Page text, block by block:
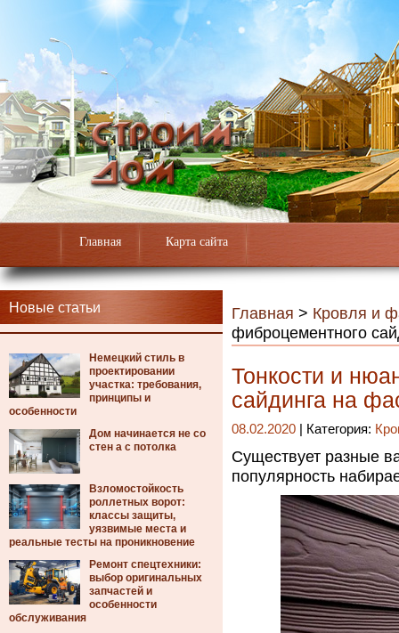
Главная Карта сайта
Новые статьи
Немецкий стиль в
проектировании
участка: требования,
принципы и
особенности
Дом начинается не со
стен а с потолка
Взломостойкость
роллетных ворот:
классы защиты,
уязвимые места и
реальные тесты на проникновение
Ремонт спецтехники:
выбор оригинальных
запчастей и
особенности
обслуживания
Главная > Кровля и
фиброцементного
Тонкости и
сайдинга на
08.02.2020 | Категория:
Существует разные
популярность